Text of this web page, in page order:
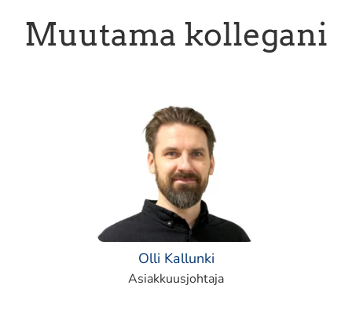
Muutama kollegani
Olli Kallunki
Asiakkuusjohtaja